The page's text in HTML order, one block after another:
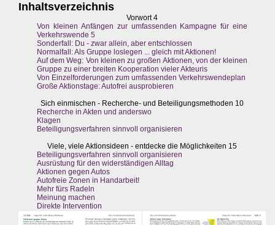
Inhaltsverzeichnis
Vorwort 4
Von kleinen Anfängen zur umfassenden Kampagne für eine
Verkehrswende 5
Sonderfall: Du - zwar allein, aber entschlossen
Normalfall: Als Gruppe loslegen ... gleich mit Aktionen!
Auf dem Weg: Von kleinen zu großen Aktionen, von der kleinen
Gruppe zu einer breiten Kooperation vieler Akteuris
Von Einzelforderungen zum umfassenden Verkehrswendeplan
Große Aktionstage: Autofrei ausprobieren
Sich einmischen - Recherche- und Beteiligungsmethoden 10
Recherche in Akten und anderswo
Klagen
Beteiligungsverfahren sinnvoll organisieren
Viele, viele Aktionsideen - entdecke die Möglichkeiten 15
Beteiligungsverfahren sinnvoll organisieren
Ausrüstung für den widerständigen Alltag
Aktionen gegen Autos
Autofreie Zonen in Handarbeit!
Mehr fürs Radeln
Meinung machen
Direkte Intervention